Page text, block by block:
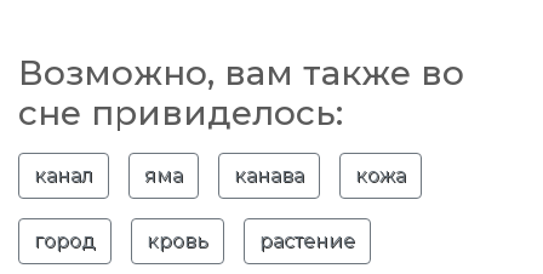
Возможно, вам также во
сне привиделось:
канал яма канава кожа
город кровь растение